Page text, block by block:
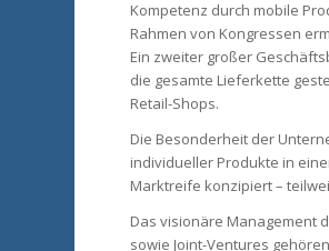
Kompetenz durch mobile
Rahmen von Kongressen
Ein zweiter großer
die gesamte Lieferkette
Retail-Shops.
Die Besonderheit der
individueller Produkte in
Marktreife konzipiert –
Das visionäre Management
sowie Joint-Ventures